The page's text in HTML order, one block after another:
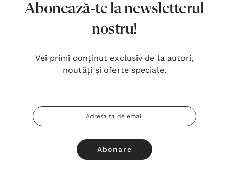
Abonează-te la newsletterul
nostru!
Vei primi conținut exclusiv de la autori,
noutăți şi oferte speciale.
Adresa
Email